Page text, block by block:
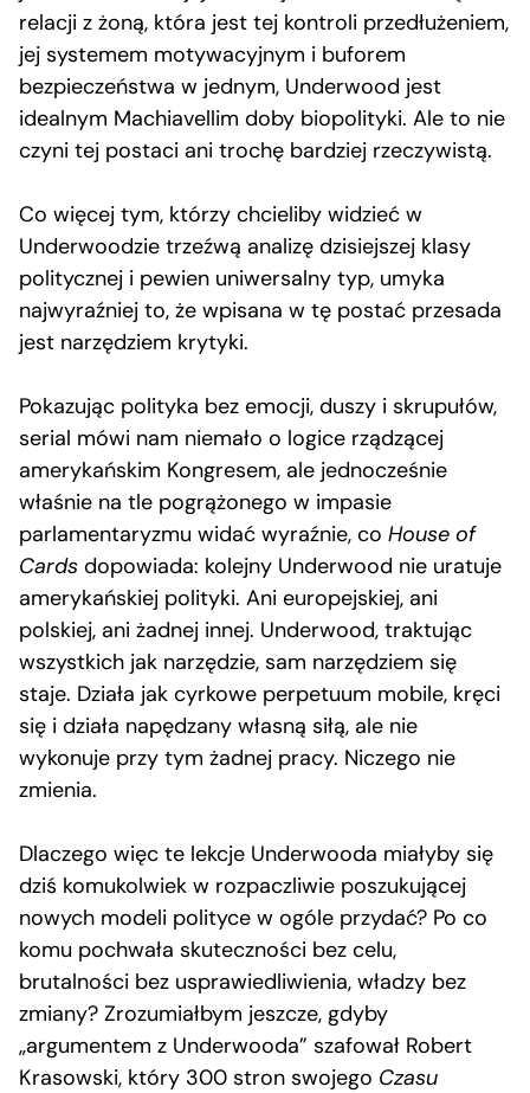
relacji z żoną, która jest tej kontroli przedłużeniem,
jej systemem motywacyjnym i buforem
bezpieczeństwa w jednym, Underwood jest
idealnym Machiavellim doby biopolityki. Ale to nie
czyni tej postaci ani trochę bardziej rzeczywistą.
Co więcej tym, którzy chcieliby widzieć w
Underwoodzie trzeźwą analizę dzisiejszej klasy
politycznej i pewien uniwersalny typ, umyka
najwyraźniej to, że wpisana w tę postać przesada
jest narzędziem krytyki.
Pokazując polityka bez emocji, duszy i skrupułów,
serial mówi nam niemało o logice rządzącej
amerykańskim Kongresem, ale jednocześnie
właśnie na tle pogrążonego w impasie
parlamentaryzmu widać wyraźnie, co House of
Cards dopowiada: kolejny Underwood nie uratuje
amerykańskiej polityki. Ani europejskiej, ani
polskiej, ani żadnej innej. Underwood, traktując
wszystkich jak narzędzie, sam narzędziem się
staje. Działa jak cyrkowe perpetuum mobile, kręci
się i działa napędzany własną siłą, ale nie
wykonuje przy tym żadnej pracy. Niczego nie
zmienia.
Dlaczego więc te lekcje Underwooda miałyby się
dziś komukolwiek w rozpaczliwie poszukującej
nowych modeli polityce w ogóle przydać? Po co
komu pochwała skuteczności bez celu,
brutalności bez usprawiedliwienia, władzy bez
zmiany? Zrozumiałbym jeszcze, gdyby
„argumentem z Underwooda” szafował Robert
Krasowski, który 300 stron swojego Czasu